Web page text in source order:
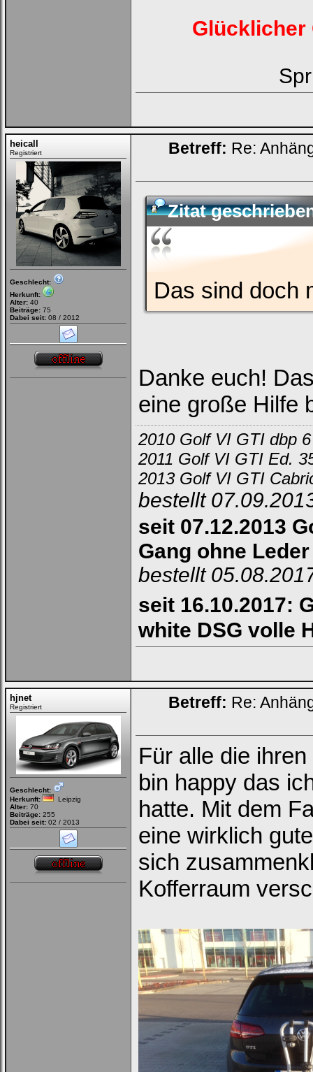
Glücklicher
heicall
Registriert
Geschlecht:
Herkunft:
Alter: 40
Beiträge: 75
Dabei seit: 08 / 2012
Betreff: Re:
Zitat
Das sind doch
Danke euch!
eine große Hilfe
2010 Golf VI GTI dbp
2011 Golf VI GTI Ed.
2013 Golf VI GTI
bestellt
seit 07.12.2013
Gang ohne
bestellt
seit 16.10.2017:
white DSG volle
hjnet
Registriert
Geschlecht:
Herkunft:
Leipzig
Alter: 70
Beiträge: 255
Dabei seit: 02 / 2013
Betreff: Re:
Für alle die
bin happy das
hatte. Mit dem
eine wirklich
sich
Kofferraum